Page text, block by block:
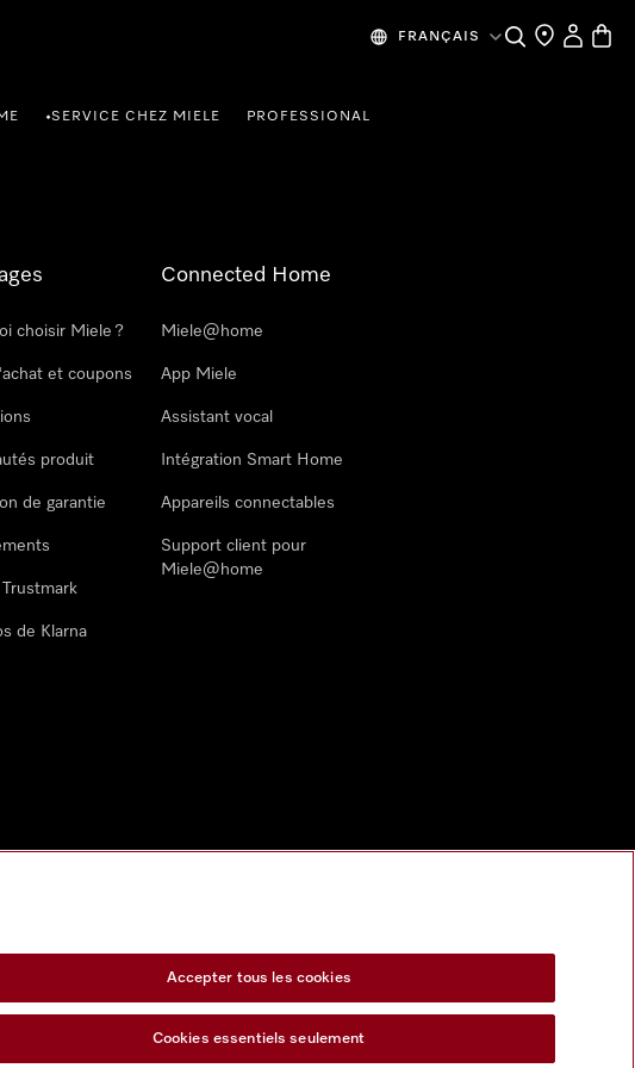
FRANÇAIS SearchFind a store
My
•SERVICE CHEZ MIELE PROFESSIONAL
choisir Miele ?
et coupons
produit
de garantie
de Klarna
Connected Home
Miele@home
App Miele
Assistant vocal
Intégration Smart Home
Appareils connectables
Support client pour
Miele@home
Accepter tous les cookies
Cookies essentiels seulement